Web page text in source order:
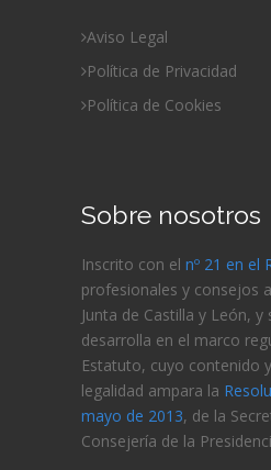
Aviso Legal
Política de Privacidad
Política de Cookies
Sobre nosotros
Inscrito con el nº 21 en el
profesionales y consejos
Junta de Castilla y León, y
desarrolla en el marco
Estatuto, cuyo contenido
legalidad ampara la
mayo de 2013, de la
Consejería de la